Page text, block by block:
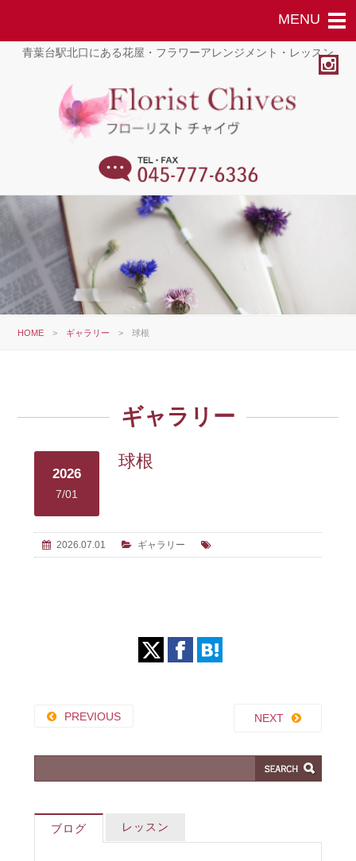
青葉台駅北口にある花屋・フラワーアレンジメント・レッスン
HOME > ギャラリー >球根
ギャラリー
2026
7/01
球根
2026.07.01 ギャラリー
PREVIOUS NEXT
ブログ レッスン